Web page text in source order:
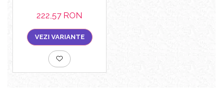
222,57 RON
VEZI VARIANTE